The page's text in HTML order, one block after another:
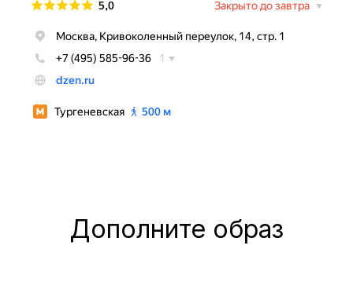
Дополните образ